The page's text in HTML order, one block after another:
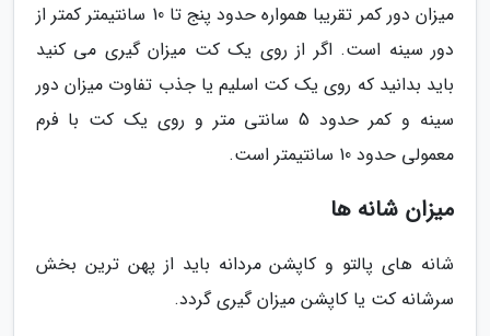
میزان دور کمر تقریبا همواره حدود پنج تا 10 سانتیمتر کمتر از
دور سینه است. اگر از روی یک کت میزان گیری می کنید
باید بدانید که روی یک کت اسلیم یا جذب تفاوت میزان دور
سینه و کمر حدود 5 سانتی متر و روی یک کت با فرم
معمولی حدود 10 سانتیمتر است.
میزان شانه ها
شانه های پالتو و کاپشن مردانه باید از پهن ترین بخش
سرشانه کت یا کاپشن میزان گیری گردد.